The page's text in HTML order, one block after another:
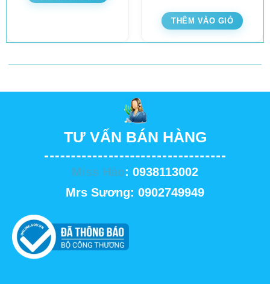
THÊM VÀO GIỎ
TƯ VẤN BÁN HÀNG
Miss Hảo: 0938113002
Mrs Sương: 0902749949